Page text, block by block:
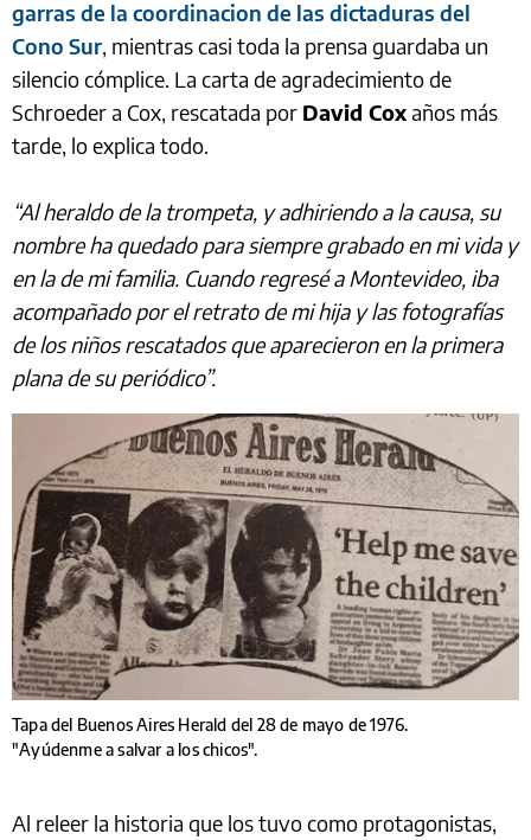
garras de la coordinacion de las dictaduras del
Cono Sur, mientras casi toda la prensa guardaba un
silencio cómplice. La carta de agradecimiento de
Schroeder a Cox, rescatada por David Coxaños más
tarde, lo explica todo.
“Al heraldo de la trompeta, y adhiriendo a la causa, su
nombre ha quedado para siempre grabado en mi vida y
en la de mi familia. Cuando regresé a Montevideo, iba
acompañado por el retrato de mi hija y las fotografías
de los niños rescatados que aparecieron en la primera
plana de su periódico”.
Tapa del Buenos Aires Herald del 28 de mayo de 1976.
"Ayúdenme a salvar a los chicos".
Al releer la historia que los tuvo como protagonistas,